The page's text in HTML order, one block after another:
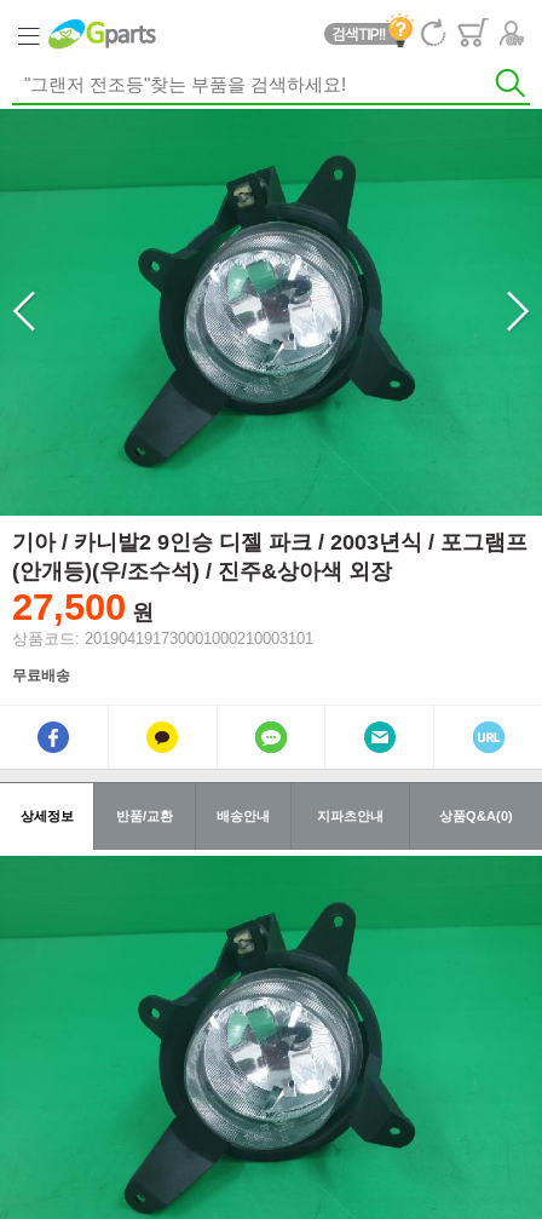
기아 / 카니발2 9인승 디젤 파크 / 2003년식 / 포그램프
(안개등)(우/조수석) / 진주&상아색 외장
27,500 원
상품코드: 201904191730001000210003101
무료배송
상세정보 반품/교환 배송안내 지파츠안내 상품Q&A(0)